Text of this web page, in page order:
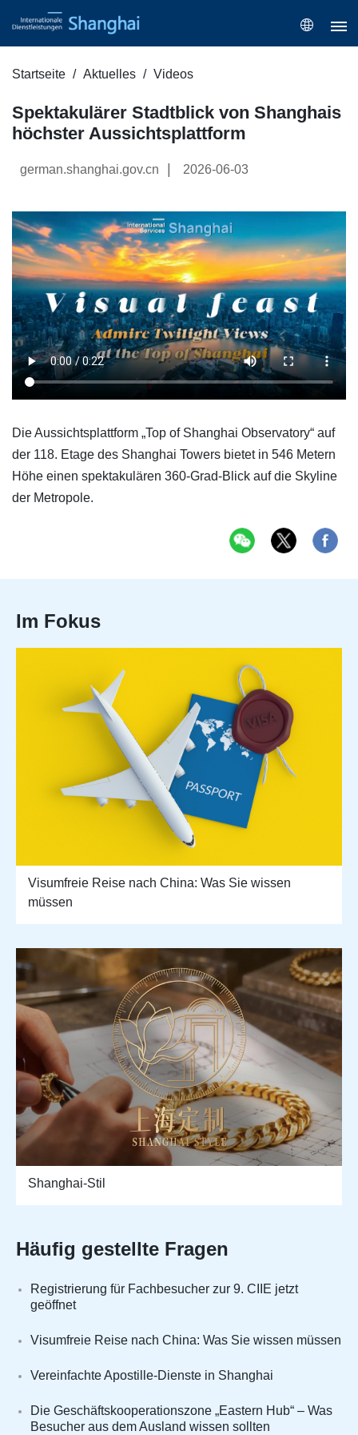
Startseite Aktuelles Videos
Spektakulärer Stadtblick von Shanghais
höchster Aussichtsplattform
german.shanghai.gov.cn 2026-06-03
Die Aussichtsplattform „Top of Shanghai Observatory“ auf
der 118. Etage des Shanghai Towers bietet in 546 Metern
Höhe einen spektakulären 360-Grad-Blick auf die Skyline
der Metropole.
Im Fokus
Visumfreie Reise nach China: Was Sie wissen
müssen
Shanghai-Stil
Häufig gestellte Fragen
Registrierung für Fachbesucher zur 9. CIIE jetzt
geöffnet
Visumfreie Reise nach China: Was Sie wissen müssen
Vereinfachte Apostille-Dienste in Shanghai
Die Geschäftskooperationszone „Eastern Hub“ – Was
Besucher aus dem Ausland wissen sollten